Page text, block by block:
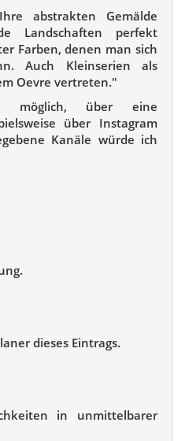
abstrakten Gemälde
Landschaften perfekt
Farben, denen man sich
Auch Kleinserien als
Oevre vertreten."
möglich, über eine
über Instagram
Kanäle würde ich
dieses Eintrags.
in unmittelbarer